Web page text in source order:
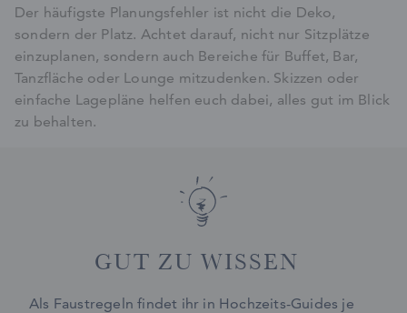
Der häufigste Planungsfehler ist nicht die Deko,
sondern der Platz. Achtet darauf, nicht nur Sitzplätze
einzuplanen, sondern auch Bereiche für Buffet, Bar,
Tanzfläche oder Lounge mitzudenken. Skizzen oder
einfache Lagepläne helfen euch dabei, alles gut im Blick
zu behalten.
GUT ZU WISSEN
Als Faustregeln findet ihr in Hochzeits-Guides je